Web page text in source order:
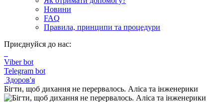
Новини
FAQ
Правила, принципи та процедури
Приєднуйся до нас:
Viber bot
Telegram bot
Здоров'я
Бігти, щоб дихання не перервалось. Аліса та інженерики